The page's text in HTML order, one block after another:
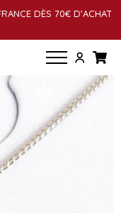
DÈS 70€ D'ACHAT